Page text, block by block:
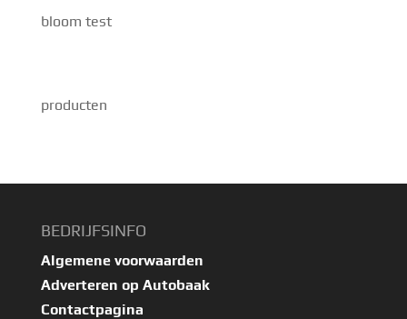
bloom test
producten
BEDRIJFSINFO
Algemene voorwaarden
Adverteren op Autobaak
Contactpagina